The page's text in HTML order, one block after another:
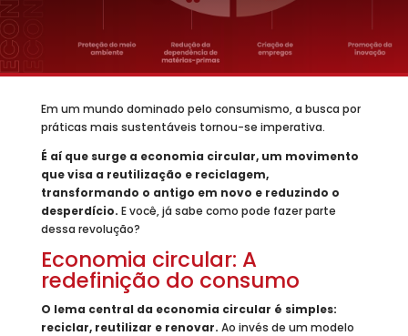
Em um mundo dominado pelo consumismo, a busca por
práticas mais sustentáveis tornou-se imperativa.
É aí que surge a economia circular, um movimento
que visa a reutilização e reciclagem,
transformando o antigo em novo e reduzindo o
desperdício. E você, já sabe como pode fazer parte
dessa revolução?
Economia circular: A
redefinição do consumo
O lema central da economia circular é simples:
reciclar, reutilizar e renovar. Ao invés de um modelo